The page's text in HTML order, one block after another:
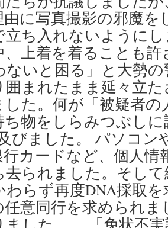
由に写真撮影の邪魔
立ち入れないように
、上着を着ることも
ないと困る」と大勢
囲まれたまま延々立
した。何が「被疑者
ち物をしらみつぶし
びました。 パソコン
カードなど、個人情
去られました。そし
わらず再度DNA採取
任意同行を求められ
ました。 「免状不実